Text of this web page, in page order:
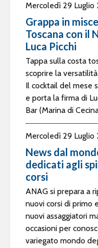
Mercoledì 29 Luglio
Grappa in
Toscana con il
Luca Picchi
Tappa sulla costa
scoprire la
Il cocktail del mese
e porta la firma di
Bar (Marina di
Mercoledì 29 Luglio
News dal
dedicati agli
corsi
ANAG si prepara a
nuovi corsi di primo
nuovi assaggiatori
occasioni per
variegato mondo